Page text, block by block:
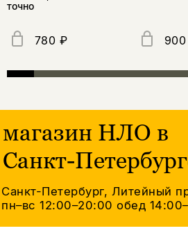
точно
780 ₽
магазин НЛО в
Санкт-
Санкт-Петербург, Литейный
пн–вс 12:00–20:00обед